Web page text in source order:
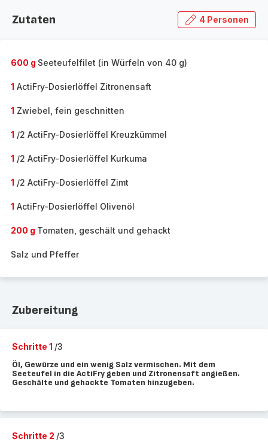
Zutaten 4 Personen
600 g Seeteufelfilet (in Würfeln von 40 g)
1 ActiFry-Dosierlöffel Zitronensaft
1 Zwiebel, fein geschnitten
1 /2 ActiFry-Dosierlöffel Kreuzkümmel
1 /2 ActiFry-Dosierlöffel Kurkuma
1 /2 ActiFry-Dosierlöffel Zimt
1 ActiFry-Dosierlöffel Olivenöl
200 g Tomaten, geschält und gehackt
Salz und Pfeffer
Zubereitung
Schritte 1 /3
Öl, Gewürze und ein wenig Salz vermischen. Mit dem
Seeteufel in die ActiFry geben und Zitronensaft angießen.
Geschälte und gehackte Tomaten hinzugeben.
Schritte 2 /3